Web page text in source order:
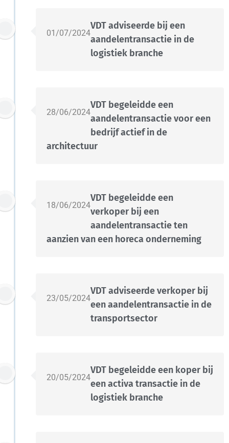
01/07/2024
VDT adviseerde bij een
aandelentransactie in de
logistiek branche
28/06/2024
VDT begeleidde een
aandelentransactie voor een
bedrijf actief in de
architectuur
18/06/2024
VDT begeleidde een
verkoper bij een
aandelentransactie ten
aanzien van een horeca onderneming
23/05/2024
VDT adviseerde verkoper bij
een aandelentransactie in de
transportsector
20/05/2024
VDT begeleidde een koper bij
een activa transactie in de
logistiek branche